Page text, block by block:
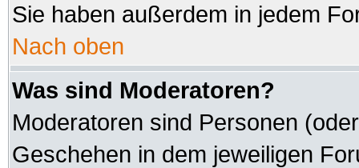
Sie haben außerdem in jedem
Nach oben
Was sind Moderatoren?
Moderatoren sind Personen
Geschehen in dem jeweiligen